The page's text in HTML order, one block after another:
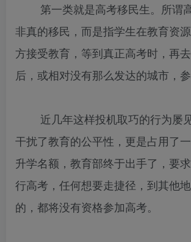
第一类就是高考移民生。所谓
非真的移民，而是指学生在教育资
方接受教育，等到真正高考时，再
后，或相对没有那么发达的城市，参
近几年这样投机取巧的行为屡
干扰了教育的公平性，更是占用了
升学名额，教育部终于出手了，要
行高考，任何想要走捷径，到其他
的，都将没有资格参加高考。